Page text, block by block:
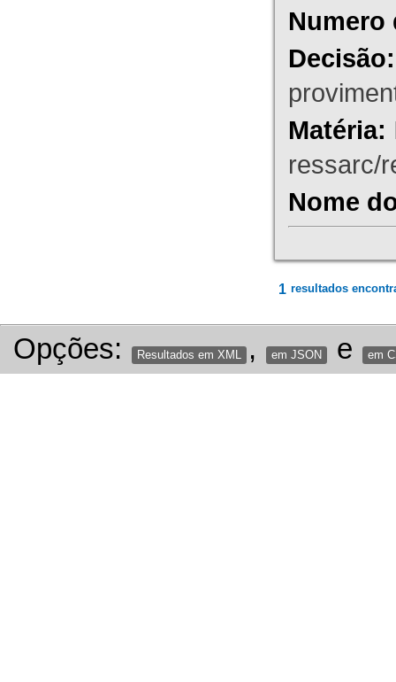
Numero
Decisão:
Matéria:
ressarc/
Nome
1 resultados
Opções: Resultados em XML , em JSON e em